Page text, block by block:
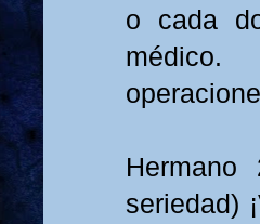
o cada
seriedad)